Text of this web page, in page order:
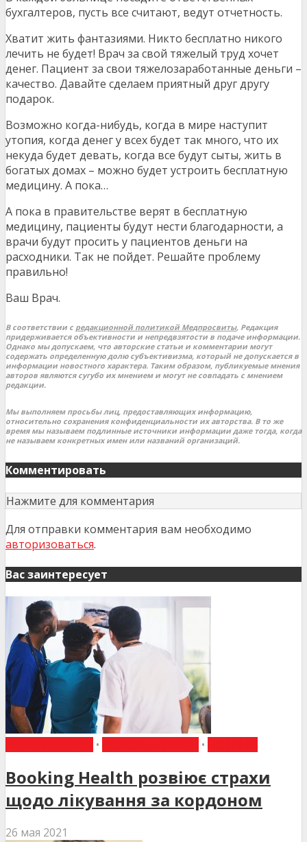
бухгалтеров, пусть все считают, ведут отчетность.
Хватит жить фантазиями. Никто бесплатно никого
лечить не будет! Врач за свой тяжелый труд хочет
денег. Пациент за свои тяжелозаработанные деньги –
качество. Давайте сделаем приятный друг другу
подарок.
Возможно когда-нибудь, когда в мире наступит
утопия, когда денег у всех будет так много, что их
некуда будет девать, когда все будут сыты, жить в
богатых домах – можно будет устроить бесплатную
медицину. А пока…
А пока в правительстве верят в бесплатную
медицину, пациенты будут нести благодарности, а
врачи будут просить у пациентов деньги на
расходники. Так не пойдет. Решайте проблему
правильно!
Ваш Врач.
В соответствии с редакционной политикой Медпросвиты, Редакция
придерживается объективности и непредвзятости в подаче информации.
Однако мы допускаем, что авторские статьи и комментарии могут
содержать определенную долю субъективизма, который не допускается в
информации новостного характера. Таким образом, публикуемые мнения
авторов являются сугубо их мнением и могут не совпадать с мнением
редакции.
Мы выполняем просьбы лиц, предоставляющих информацию,
относительно сохранения конфиденциальности их авторства. В то же
время мы называем подлинные источники информации даже тогда, когда
не называем конкретных имен или названий организаций.
Комментировать
Нажмите для комментария
Для отправки комментария вам необходимо
авторизоваться.
Вас заинтересует
• •
Booking Health розвіює страхи
щодо лікування за кордоном
26 мая 2021